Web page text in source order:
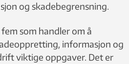
og skadebegrensning.
som handler om å
informasjon og
viktige oppgaver. Det er